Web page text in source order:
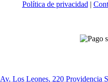
Política de privacidad |
Av. Los Leones, 220 Providencia